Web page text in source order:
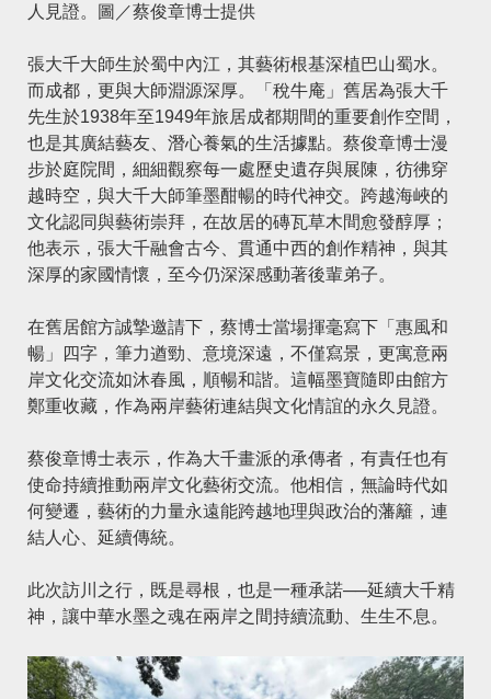
人見證。圖／蔡俊章博士提供
張大千大師生於蜀中內江，其藝術根基深植巴山蜀水。
而成都，更與大師淵源深厚。「稅牛庵」舊居為張大千
先生於1938年至1949年旅居成都期間的重要創作空間，
也是其廣結藝友、潛心養氣的生活據點。蔡俊章博士漫
步於庭院間，細細觀察每一處歷史遺存與展陳，彷彿穿
越時空，與大千大師筆墨酣暢的時代神交。跨越海峽的
文化認同與藝術崇拜，在故居的磚瓦草木間愈發醇厚；
他表示，張大千融會古今、貫通中西的創作精神，與其
深厚的家國情懷，至今仍深深感動著後輩弟子。
在舊居館方誠摯邀請下，蔡博士當場揮毫寫下「惠風和
暢」四字，筆力遒勁、意境深遠，不僅寫景，更寓意兩
岸文化交流如沐春風，順暢和諧。這幅墨寶隨即由館方
鄭重收藏，作為兩岸藝術連結與文化情誼的永久見證。
蔡俊章博士表示，作為大千畫派的承傳者，有責任也有
使命持續推動兩岸文化藝術交流。他相信，無論時代如
何變遷，藝術的力量永遠能跨越地理與政治的藩籬，連
結人心、延續傳統。
此次訪川之行，既是尋根，也是一種承諾──延續大千精
神，讓中華水墨之魂在兩岸之間持續流動、生生不息。